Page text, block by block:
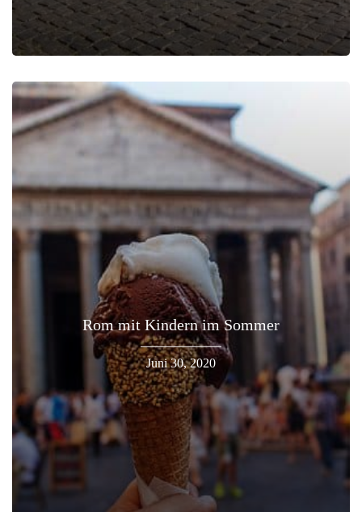
Rom mit Kindern im Sommer
Juni 30, 2020